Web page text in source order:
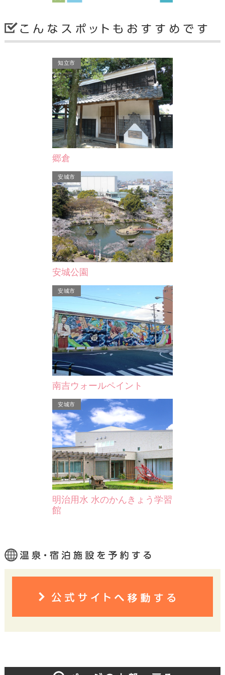
ABホテル三河安城本館
安城市
東横INN三河安城駅新幹線…
知立市
郷倉
安城市
安城公園
安城市
南吉ウォールペイント
安城市
明治用水 水のかんきょう学習
館